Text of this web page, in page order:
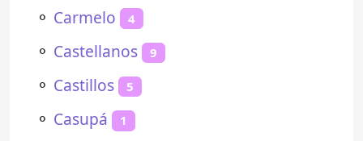
⚬ Carmelo 4
⚬ Castellanos 9
⚬ Castillos 5
⚬ Casupá 1